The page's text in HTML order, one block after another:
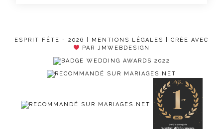
ESPRIT FÊTE - 2026 | MENTIONS LÉGALES
| CRÉE AVEC
PAR JMWEBDESIGN